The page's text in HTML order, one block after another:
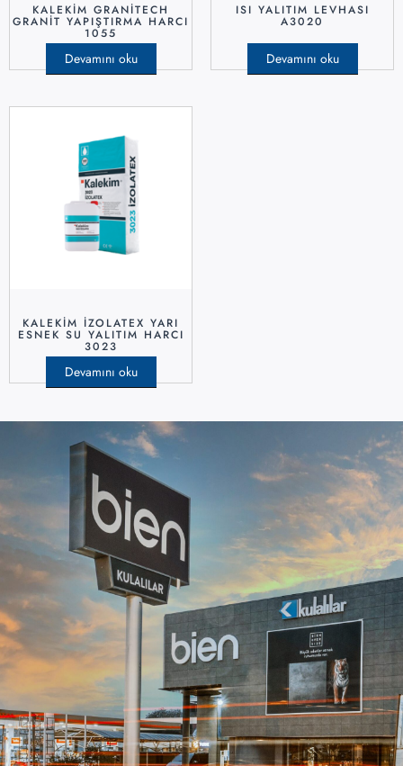
KALEKİM GRANİTECH
GRANİT YAPIŞTIRMA HARCI
1055
Devamını oku
ISI YALITIM LEVHASI
A3020
Devamını oku
KALEKİM İZOLATEX YARI
ESNEK SU YALITIM HARCI
3023
Devamını oku